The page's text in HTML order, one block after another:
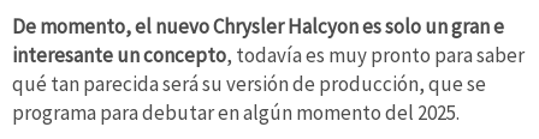
De momento, el nuevo Chrysler Halcyon es solo un gran e
interesante un concepto, todavía es muy pronto para saber
qué tan parecida será su versión de producción, que se
programa para debutar en algún momento del 2025.